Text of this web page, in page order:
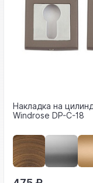
Накладка на
Windrose DP-C-18